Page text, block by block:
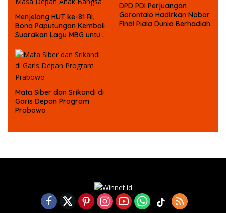
Menjelang HUT ke-81 RI,
Bona Paputungan Kembali
Suarakan Lagu MBG untuk
DPD PDI Perjuangan
Gorontalo Hadirkan Nobar
Final Piala Dunia Berhadiah
Mata Siber dan Srikandi di
Garis Depan Program
Prabowo